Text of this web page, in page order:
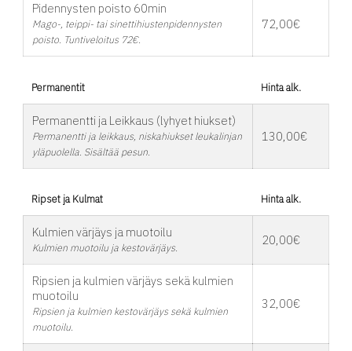
Pidennysten poisto 60min
Mago-, teippi- tai sinettihiustenpidennysten
poisto. Tuntiveloitus 72€.
72,00€
Permanentit Hinta alk.
Permanentti ja Leikkaus (lyhyet hiukset)
Permanentti ja leikkaus, niskahiukset leukalinjan
yläpuolella. Sisältää pesun.
130,00€
Ripset ja Kulmat Hinta alk.
Kulmien värjäys ja muotoilu
Kulmien muotoilu ja kestovärjäys. 20,00€
Ripsien ja kulmien värjäys sekä kulmien
muotoilu
Ripsien ja kulmien kestovärjäys sekä kulmien
muotoilu.
32,00€